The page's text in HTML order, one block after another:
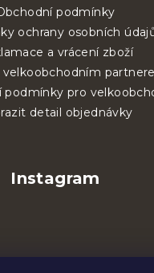
podmínky
ochrany osobních
a vrácení zboží
velkoobchodním
podmínky pro
detail objednávky
Instagram